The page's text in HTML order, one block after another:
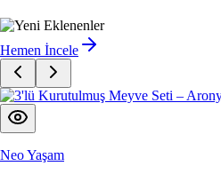
Hemen İncele
Neo Yaşam